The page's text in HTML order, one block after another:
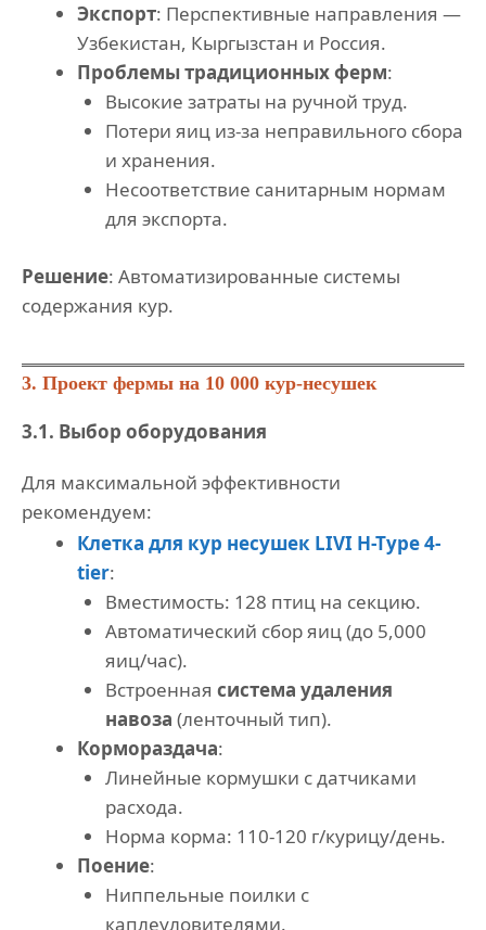
Экспорт: Перспективные направления —
Узбекистан, Кыргызстан и Россия.
Проблемы традиционных ферм:
Высокие затраты на ручной труд.
Потери яиц из-за неправильного сбора
и хранения.
Несоответствие санитарным нормам
для экспорта.
Решение: Автоматизированные системы
содержания кур.
3. Проект фермы на 10 000 кур-несушек
3.1. Выбор оборудования
Для максимальной эффективности
рекомендуем:
Клетка для кур несушек LIVI H-Type 4-
tier:
Вместимость: 128 птиц на секцию.
Автоматический сбор яиц (до 5,000
яиц/час).
Встроенная система удаления
навоза (ленточный тип).
Кормораздача:
Линейные кормушки с датчиками
расхода.
Норма корма: 110-120 г/курицу/день.
Поение:
Ниппельные поилки с
каплеуловителями.